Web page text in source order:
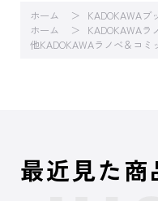
ホーム KADOKAWAブ
ホーム
KADOKAWAラ
他KADOKAWAラノベ＆コミ
最近見た商